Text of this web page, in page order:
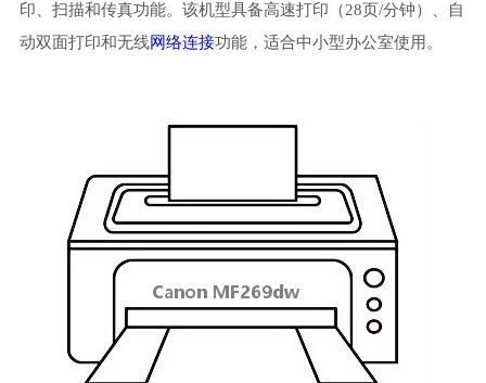
印、扫描和传真功能。该机型具备高速打印（28页/分钟）、自
动双面打印和无线网络连接功能，适合中小型办公室使用。